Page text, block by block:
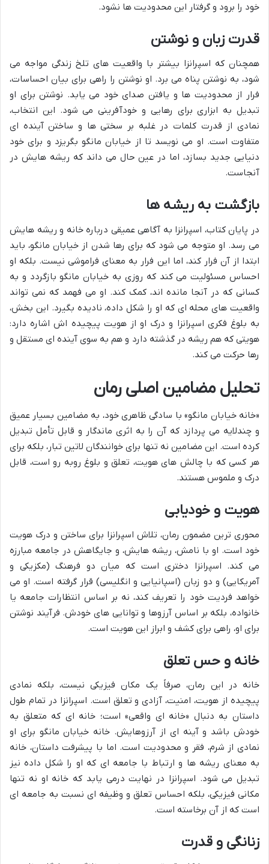
خود را برود و گرفتار این محدودیت ها نشود.
قدرت زبان و نوشتن
همچنان که اسپرانزا بیشتر با واقعیت های تلخ زندگی مواجه می
شود، به نوشتن پناه می برد. او نوشتن را راهی برای بیان احساسات،
فرار از محدودیت ها و یافتن صدای خود می یابد. نوشتن برای او
تبدیل به ابزاری برای رهایی و خودآفرینی می شود. این انتخاب،
نمادی از قدرت کلمات در غلبه بر سختی ها و ساختن آینده ای
متفاوت است. او می نویسد تا از خیابان مانگو بگریزد و برای خود
دنیایی جدید بسازد، اما در عین حال می داند که ریشه هایش در
آنجاست.
بازگشت به ریشه ها
در پایان کتاب، اسپرانزا به آگاهی عمیقی درباره خانه و ریشه هایش
می رسد. او متوجه می شود که برای رها شدن از خیابان مانگو، باید
ابتدا از آن فرار کند، اما این فرار به معنای فراموشی نیست. بلکه او
احساس مسئولیت می کند که روزی به خیابان مانگو بازگردد و به
کسانی که در آنجا مانده اند، کمک کند. او می فهمد که نمی تواند
واقعیت های محله ای که او را شکل داده، نادیده بگیرد. این بخش،
به بلوغ فکری اسپرانزا و درک او از هویت پیچیده اش اشاره دارد:
هویتی که هم ریشه در گذشته دارد و هم به سوی آینده ای مستقل و
رها حرکت می کند.
تحلیل مضامین اصلی رمان
«خانه خیابان مانگو» با سادگی ظاهری خود، به مضامین بسیار عمیق
و چندلایه می پردازد که آن را به اثری ماندگار و قابل تأمل تبدیل
کرده است. این مضامین نه تنها برای خوانندگان لاتین تبار، بلکه برای
هر کسی که با چالش های هویت، تعلق و بلوغ روبه رو است، قابل
درک و ملموس هستند.
هویت و خودیابی
محوری ترین مضمون رمان، تلاش اسپرانزا برای ساختن و درک هویت
خود است. او با نامش، ریشه هایش، و جایگاهش در جامعه مبارزه
می کند. اسپرانزا دختری است که میان دو فرهنگ (مکزیکی و
آمریکایی) و دو زبان (اسپانیایی و انگلیسی) قرار گرفته است. او می
خواهد فردیت خود را تعریف کند، نه بر اساس انتظارات جامعه یا
خانواده، بلکه بر اساس آرزوها و توانایی های خودش. فرآیند نوشتن
برای او، راهی برای کشف و ابراز این هویت است.
خانه و حس تعلق
خانه در این رمان، صرفاً یک مکان فیزیکی نیست، بلکه نمادی
پیچیده از هویت، امنیت، آزادی و تعلق است. اسپرانزا در تمام طول
داستان به دنبال «خانه ای واقعی» است؛ خانه ای که متعلق به
خودش باشد و آینه ای از آرزوهایش. خانه خیابان مانگو برای او
نمادی از شرم، فقر و محدودیت است. اما با پیشرفت داستان، خانه
به معنای ریشه ها و ارتباط با جامعه ای که او را شکل داده نیز
تبدیل می شود. اسپرانزا در نهایت درمی یابد که خانه او نه تنها
مکانی فیزیکی، بلکه احساس تعلق و وظیفه ای نسبت به جامعه ای
است که از آن برخاسته است.
زنانگی و قدرت